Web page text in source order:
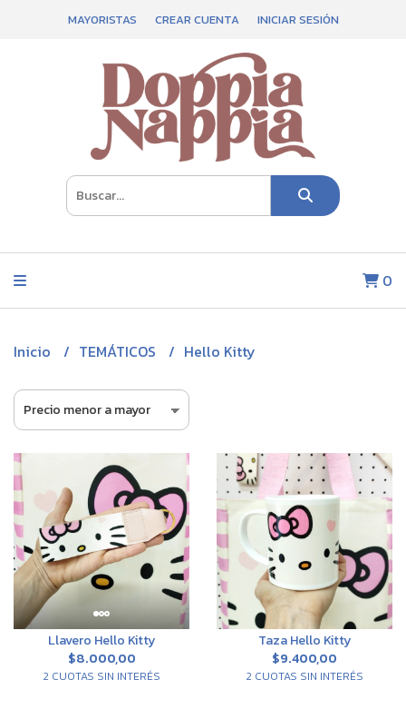
MAYORISTAS CREAR CUENTA INICIAR SESIÓN
0
Inicio TEMÁTICOS Hello Kitty
Llavero Hello Kitty
$8.000,00
2 CUOTAS SIN INTERÉS
Taza Hello Kitty
$9.400,00
2 CUOTAS SIN INTERÉS